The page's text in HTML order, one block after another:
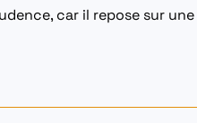
car il repose sur une